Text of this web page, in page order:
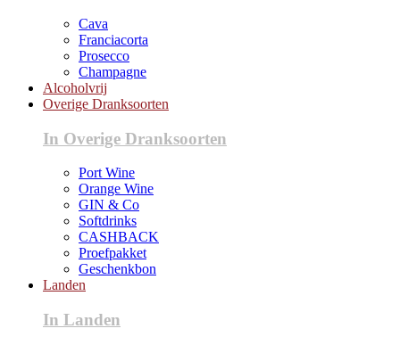
Cava
Franciacorta
Prosecco
Champagne
Alcoholvrij
Overige Dranksoorten
In Overige Dranksoorten
Port Wine
Orange Wine
GIN & Co
Softdrinks
CASHBACK
Proefpakket
Geschenkbon
Landen
In Landen